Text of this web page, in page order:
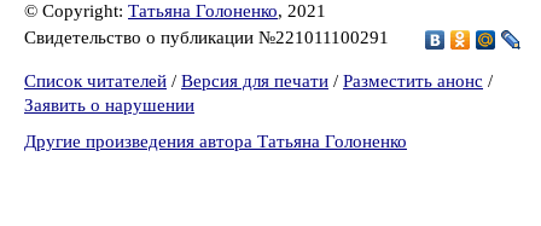
© Copyright: Татьяна Голоненко, 2021
Свидетельство о публикации №221011100291
Список читателей / Версия для печати / Разместить анонс /
Заявить о нарушении
Другие произведения автора Татьяна Голоненко